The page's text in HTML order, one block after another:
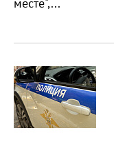
месте",...